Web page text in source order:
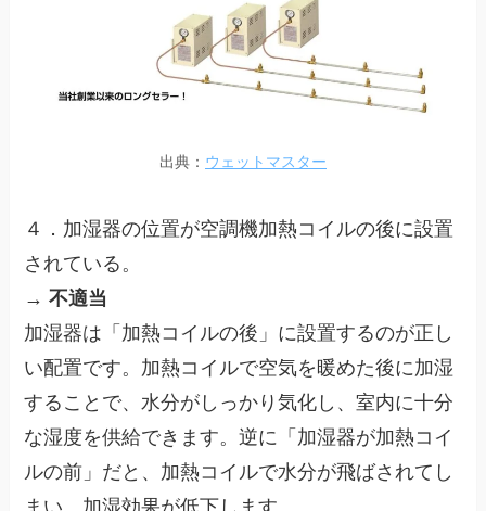
出典： ウェットマスター
４．加湿器の位置が空調機加熱コイルの後に設置
されている。
→不適当
加湿器は「加熱コイルの後」に設置するのが正し
い配置です。加熱コイルで空気を暖めた後に加湿
することで、水分がしっかり気化し、室内に十分
な湿度を供給できます。逆に「加湿器が加熱コイ
ルの前」だと、加熱コイルで水分が飛ばされてし